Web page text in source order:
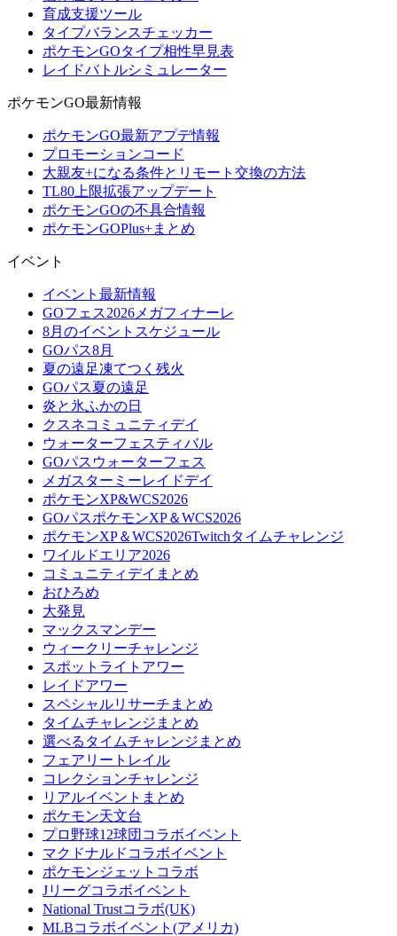
育成支援ツール
タイプバランスチェッカー
ポケモンGOタイプ相性早見表
レイドバトルシミュレーター
ポケモンGO最新情報
ポケモンGO最新アプデ情報
プロモーションコード
大親友+になる条件とリモート交換の方法
TL80上限拡張アップデート
ポケモンGOの不具合情報
ポケモンGOPlus+まとめ
イベント
イベント最新情報
GOフェス2026メガフィナーレ
8月のイベントスケジュール
GOパス8月
夏の遠足凍てつく残火
GOパス夏の遠足
炎と氷ふかの日
クスネコミュニティデイ
ウォーターフェスティバル
GOパスウォーターフェス
メガスターミーレイドデイ
ポケモンXP&WCS2026
GOパスポケモンXP＆WCS2026
ポケモンXP＆WCS2026Twitchタイムチャレンジ
ワイルドエリア2026
コミュニティデイまとめ
おひろめ
大発見
マックスマンデー
ウィークリーチャレンジ
スポットライトアワー
レイドアワー
スペシャルリサーチまとめ
タイムチャレンジまとめ
選べるタイムチャレンジまとめ
フェアリートレイル
コレクションチャレンジ
リアルイベントまとめ
ポケモン天文台
プロ野球12球団コラボイベント
マクドナルドコラボイベント
ポケモンジェットコラボ
Jリーグコラボイベント
National Trustコラボ(UK)
MLBコラボイベント(アメリカ)